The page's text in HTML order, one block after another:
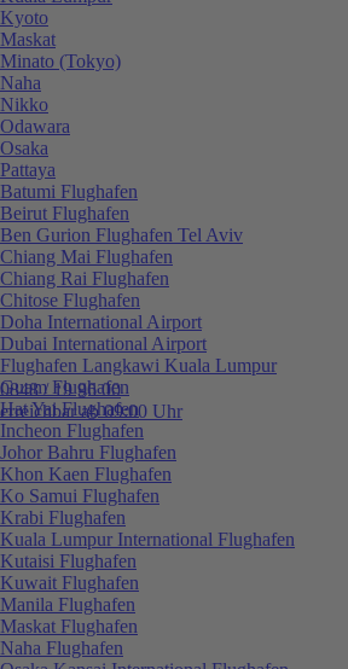
0848 / 19 96 00
erreichbar ab 09:00 Uhr
Kyoto
Maskat
Minato (Tokyo)
Naha
Nikko
Odawara
Osaka
Pattaya
Batumi Flughafen
Beirut Flughafen
Ben Gurion Flughafen Tel Aviv
Chiang Mai Flughafen
Chiang Rai Flughafen
Chitose Flughafen
Doha International Airport
Dubai International Airport
Flughafen Langkawi Kuala Lumpur
Guam Flughafen
Hat Yai Flughafen
Incheon Flughafen
Johor Bahru Flughafen
Khon Kaen Flughafen
Ko Samui Flughafen
Krabi Flughafen
Kuala Lumpur International Flughafen
Kutaisi Flughafen
Kuwait Flughafen
Manila Flughafen
Maskat Flughafen
Naha Flughafen